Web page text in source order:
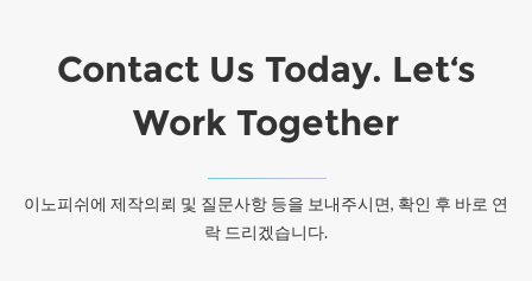
Contact Us Today. Let‘s
Work Together
이노피쉬에 제작의뢰 및 질문사항 등을 보내주시면, 확인 후 바로 연
락 드리겠습니다.